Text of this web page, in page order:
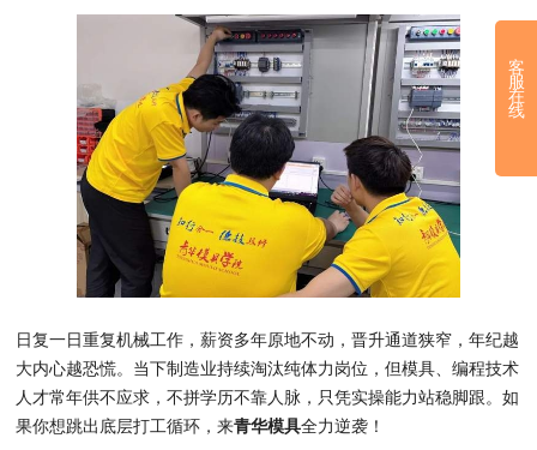
日复一日重复机械工作，薪资多年原地不动，晋升通道狭窄，年纪越
大内心越恐慌。当下制造业持续淘汰纯体力岗位，但模具、编程技术
人才常年供不应求，不拼学历不靠人脉，只凭实操能力站稳脚跟。如
果你想跳出底层打工循环，来青华模具全力逆袭！
客
服
在
线